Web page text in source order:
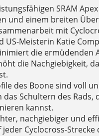
SRAM
und einem breiten
mit
US-Meisterin Katie
die ermüdenden
die Nachgiebigkeit,
des Boone sind voll
Schultern des Rads,
kannst.
nachgiebiger und
Cyclocross-